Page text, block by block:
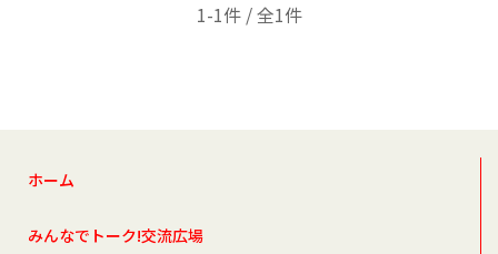
1-1件 / 全1件
ホーム
みんなでトーク!交流広場